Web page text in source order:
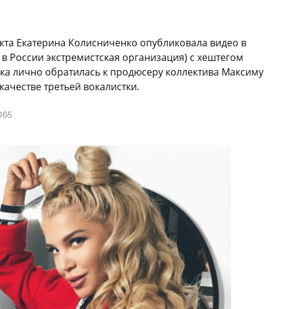
Екатерина Колисниченко опубликовала видео в
России экстремистская организация) с хештегом
лично обратилась к продюсеру коллектива Максиму
третьей вокалистки.